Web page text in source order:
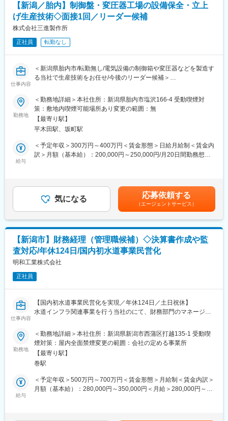
＊業務内容の理解習得まで同行運転等によりきちんとサポートし
ます。安心してご応募ください。また、運行計画においても、運
行スケジュール、行先場所（地図等）をきちんとお知らせします
ので、初めての方でも安心して業務に臨んでいただけます。
■当社の強み：
◎独自技術での課題解決が強み
て、それぞれの置かれた状況や背景要因などにも深く目を配りな
がら、お客様とともに考え、独自の発想や技術を凝らして解決を
図っています。
◎技術への積極投資で新技術を創出
技術開発への投資を惜しまず、たとえば自動車分野における環境
技術である「エコドライブナビゲーションシステム」を独自に開
発し、環境負荷軽減と経済効率の両立を可能にしています。
※売上高100億～1000億円程度の中堅企業の中から、各種データや
取材を基に業績やビジネスモデルのユニークさ、今後の成長期
す。
変更の範囲：会社の定める業務
【新潟／胎内】制御盤・変圧器工場の設備保全・立上
げ生産技術◇面接1回／リーダー候補
株式会社三進製作所
正社員 転勤なし
仕事内容
＜新潟県胎内市/転勤無し/電気設備の制御箱や変圧器などを製造す
る当社で生産技術をお任せ/今後のリーダー候補＞
■業務内容：
工場設備のメンテナンスや改善をおこない、生産現場が安定して
稼働が出来るようにします。
主には、「工場設備のメンテナンス・新規設備の検討・新規受注
品の事前検討、治具類の製作・産業用ロボットのティ―チング・
CAD/CAM操作 」
今後は部門を技術部門として独立させる予定をしており、次期リ
ーダー候補として採用いたします。実務として手を動かすことも
の場合は、修理メーカーへ依頼します。
■組織体制
メンバー：5名
現状設備に関わる保全・立ち上げ業務は次長が専任となっており
ますが、ここを担っていただく予定です。
■ミッション
部署全体の効率性UPと、新規の取引を獲得していくための設備設
■資格取得について
て頂きます。
■出来上がる製品
制御箱と呼ばれる建物に使われる電気設備などを囲う箱や、筐体
■同社について・採用背景
戦後まもなくから創業しており、長い歴史がございます。
勤務地
＜勤務地詳細＞本社住所：新潟県胎内市塩沢166-4 受動喫煙対
策：敷地内喫煙可能場所あり変更の範囲：無
【最寄り駅】
平木田駅、坂町駅
給与
＜予定年収＞300万円～400万円＜賃金形態＞日給月給制＜賃金内
訳＞月額（基本給）：200,000円～250,000円/月20日間勤務想定
ヶ月記載金額は選考を通じて上下する可能性があります。月給(月
額)は固定手当を含みます。
気になる 応募依頼する
（エージェントサービス）
【新潟市】財務経理（管理職候補）◇決算書作成や監
査対応/年休124日/国内初水道事業民営化
明和工業株式会社
正社員
仕事内容
【国内初水道事業民営化を実現／年休124日／土日祝休】
水道インフラ関連事業を行う当社のにて、財務部門のマネージャ
■業務内容：
（1）財務報告書の分析と経営陣への報告・助言
（2）予算の策定と予算達成に向けた計画の立案
（3）会計監査や税務調査の対応
（4）資金管理
（5）業務プロセスの改善
（6）経理部門の業務の進捗管理
勤務地
＜勤務地詳細＞本社住所：新潟県新潟市西蒲区打越135-1 受動喫
煙対策：屋内全面禁煙変更の範囲：会社の定める事業所
【最寄り駅】
巻駅
給与
＜予定年収＞500万円～700万円＜賃金形態＞月給制＜賃金内訳＞
月額（基本給）：280,000円～350,000円＜月給＞280,000円～